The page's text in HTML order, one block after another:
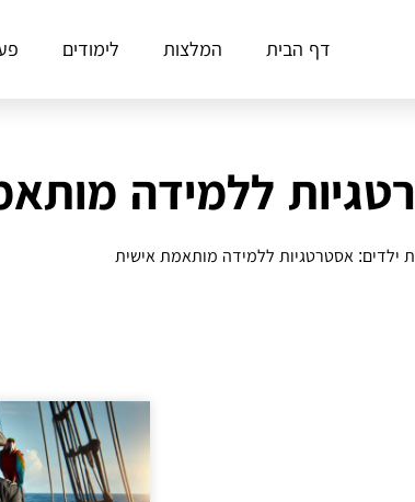
דף הבית המלצות לימודים
ללמידה
ילדים: אסטרטגיות ללמידה מותאמת אישית